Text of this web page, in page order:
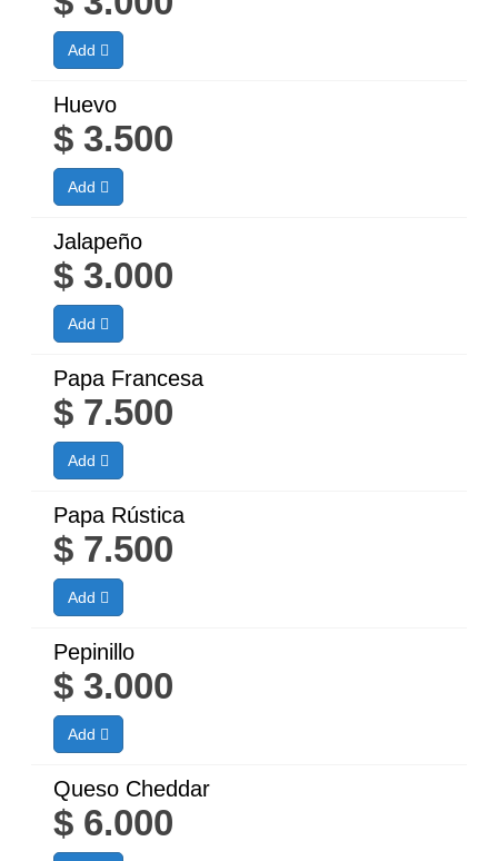
Add
Huevo
$ 3.500
Add
Jalapeño
$ 3.000
Add
Papa Francesa
$ 7.500
Add
Papa Rústica
$ 7.500
Add
Pepinillo
$ 3.000
Add
Queso Cheddar
$ 6.000